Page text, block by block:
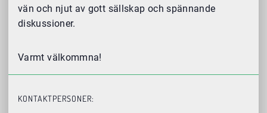
vän och njut av gott sällskap och spännande
diskussioner.
Varmt välkommna!
KONTAKTPERSONER: